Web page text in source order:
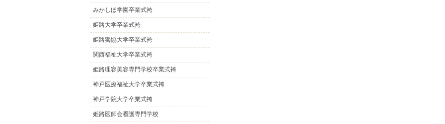
みかしほ学園卒業式袴
姫路大学卒業式袴
姫路獨協大学卒業式袴
関西福祉大学卒業式袴
姫路理容美容専門学校卒業式袴
神戸医療福祉大学卒業式袴
神戸学院大学卒業式袴
姫路医師会看護専門学校